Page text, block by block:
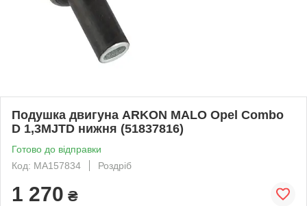
Подушка двигуна ARKON MALO Opel Combo
D 1,3MJTD нижня (51837816)
Готово до відправки
Код: MA157834
Роздріб
1 270 ₴